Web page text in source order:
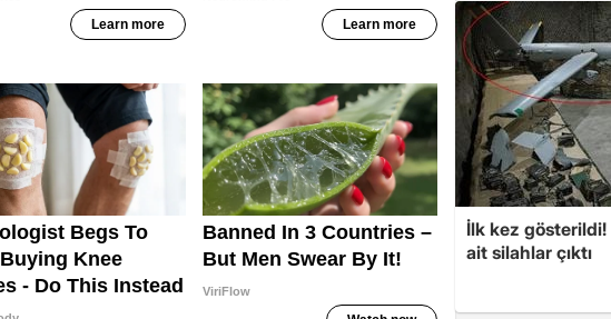
İlk kez
ait silahlar çıktı